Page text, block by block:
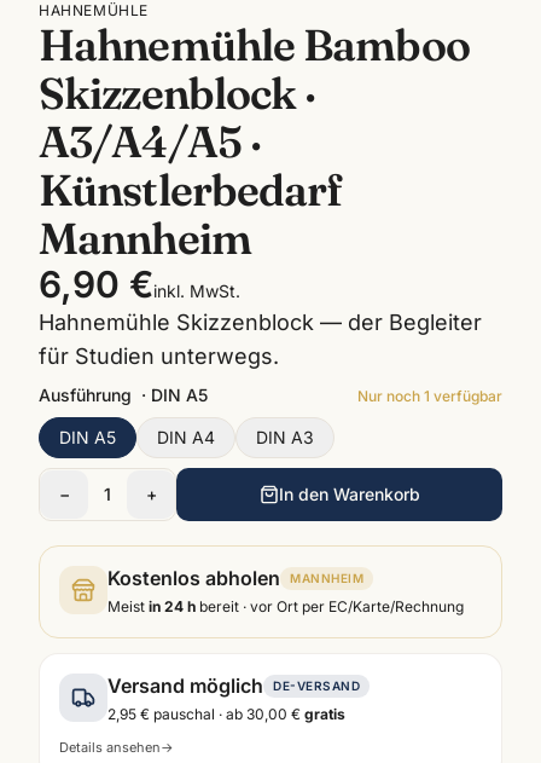
HAHNEMÜHLE
Hahnemühle Bamboo
Skizzenblock ·
A3/A4/A5 ·
Künstlerbedarf
Mannheim
6,90 €inkl. MwSt.
Hahnemühle Skizzenblock — der Begleiter
für Studien unterwegs.
Ausführung · DIN A5 Nur noch 1 verfügbar
DIN A5 DIN A4 DIN A3
− 1 + In den Warenkorb
Kostenlos abholen MANNHEIM
Meist in 24 h bereit · vor Ort per EC/Karte/Rechnung
Versand möglich DE-VERSAND
2,95 € pauschal · ab 30,00 € gratis
Details ansehen→